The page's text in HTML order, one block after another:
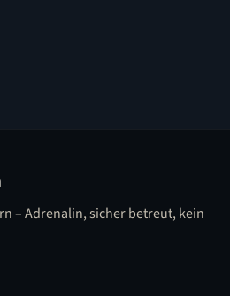
– Adrenalin, sicher betreut, kein